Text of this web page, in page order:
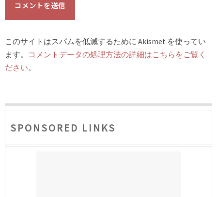
このサイトはスパムを低減するために Akismet を使ってい
ます。 コメントデータの処理方法の詳細はこちらをご覧く
ださい。
SPONSORED LINKS